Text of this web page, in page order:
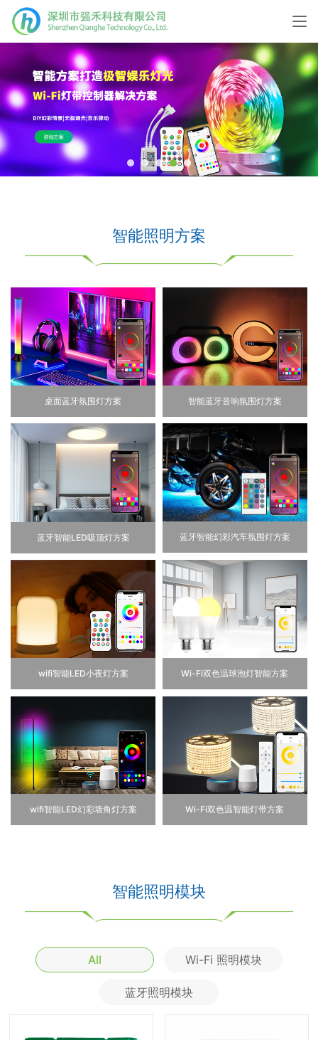
智能照明方案
桌面蓝牙氛围灯方案 智能蓝牙音响氛围灯方案
蓝牙智能LED吸顶灯方案 蓝牙智能幻彩汽车氛围灯方案
wifi智能LED小夜灯方案 Wi-Fi双色温球泡灯智能方案
wifi智能LED幻彩墙角灯方案 Wi-Fi双色温智能灯带方案
智能照明模块
All Wi-Fi 照明模块
蓝牙照明模块